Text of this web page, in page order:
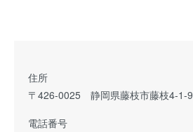
住所
〒426-0025 静岡県藤枝市藤枝4-1-9
電話番号